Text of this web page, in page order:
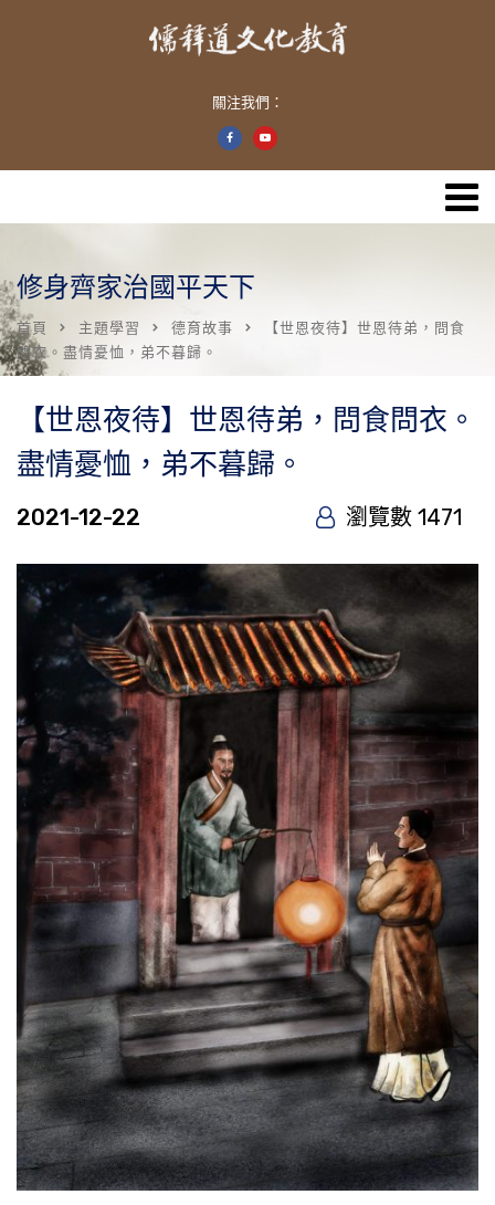
關注我們：
修身齊家治國平天下
首頁 主題學習 德育故事
【世恩夜待】世恩待弟，問食
問衣。盡情憂恤，弟不暮歸。
【世恩夜待】世恩待弟，問食問衣。
盡情憂恤，弟不暮歸。
2021-12-22 瀏覽數 1471